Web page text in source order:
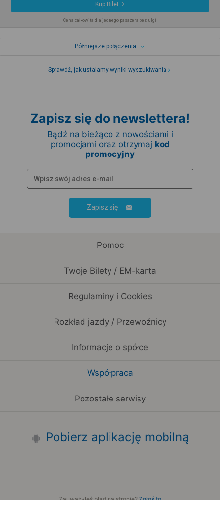
Kup Bilet
Cena całkowita dla jednego pasażera bez ulgi
Późniejsze połączenia
Sprawdź, jak ustalamy wyniki wyszukiwania
Zapisz się do newslettera!
Bądź na bieżąco z nowościami i
promocjami oraz otrzymaj kod
promocyjny
Zapisz się
Pomoc
Twoje Bilety / EM-karta
Regulaminy i Cookies
Rozkład jazdy / Przewoźnicy
Informacje o spółce
Współpraca
Pozostałe serwisy
Pobierz aplikację mobilną
Zauważyłeś błąd na stronie?Zgłoś to